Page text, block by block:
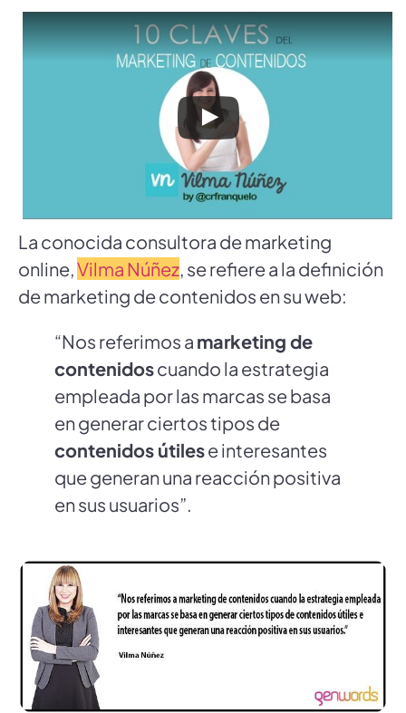
La conocida consultora de marketing
online,Vilma Núñez, se refiere a la definición
de marketing de contenidos en su web:
“Nos referimos a marketing de
contenidoscuando la estrategia
empleada por las marcas se basa
en generar ciertos tipos de
contenidos útilese interesantes
que generan una reacción positiva
en sus usuarios”.